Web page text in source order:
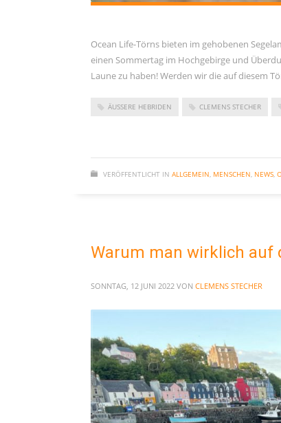
Ocean Life-Törns bieten im gehobenen
einen Sommertag im Hochgebirge und
Laune zu haben! Werden wir die auf diesem
ÄUSSERE HEBRIDEN CLEMENS STECHER
VERÖFFENTLICHT IN ALLGEMEIN, MENSCHEN, NEWS,
Warum man wirklich auf
SONNTAG, 12 JUNI 2022 VON CLEMENS STECHER